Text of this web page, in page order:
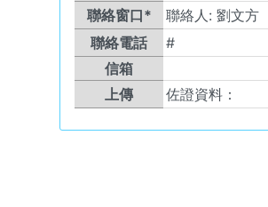
聯絡窗口*
聯絡人:劉文方
聯絡電話
#
信箱
上傳
佐證資料：